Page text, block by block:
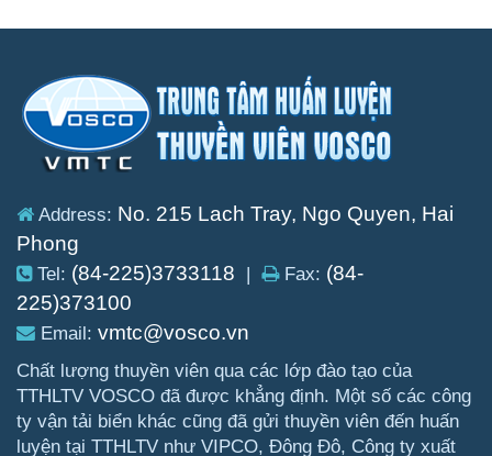
Address: No. 215 Lach Tray, Ngo Quyen, Hai
Phong
Tel: (84-225)3733118 | Fax: (84-
225)373100
Email: vmtc@vosco.vn
Chất lượng thuyền viên qua các lớp đào tạo của
TTHLTV VOSCO đã được khẳng định. Một số các công
ty vận tải biển khác cũng đã gửi thuyền viên đến huấn
luyện tại TTHLTV như VIPCO, Đông Đô, Công ty xuất